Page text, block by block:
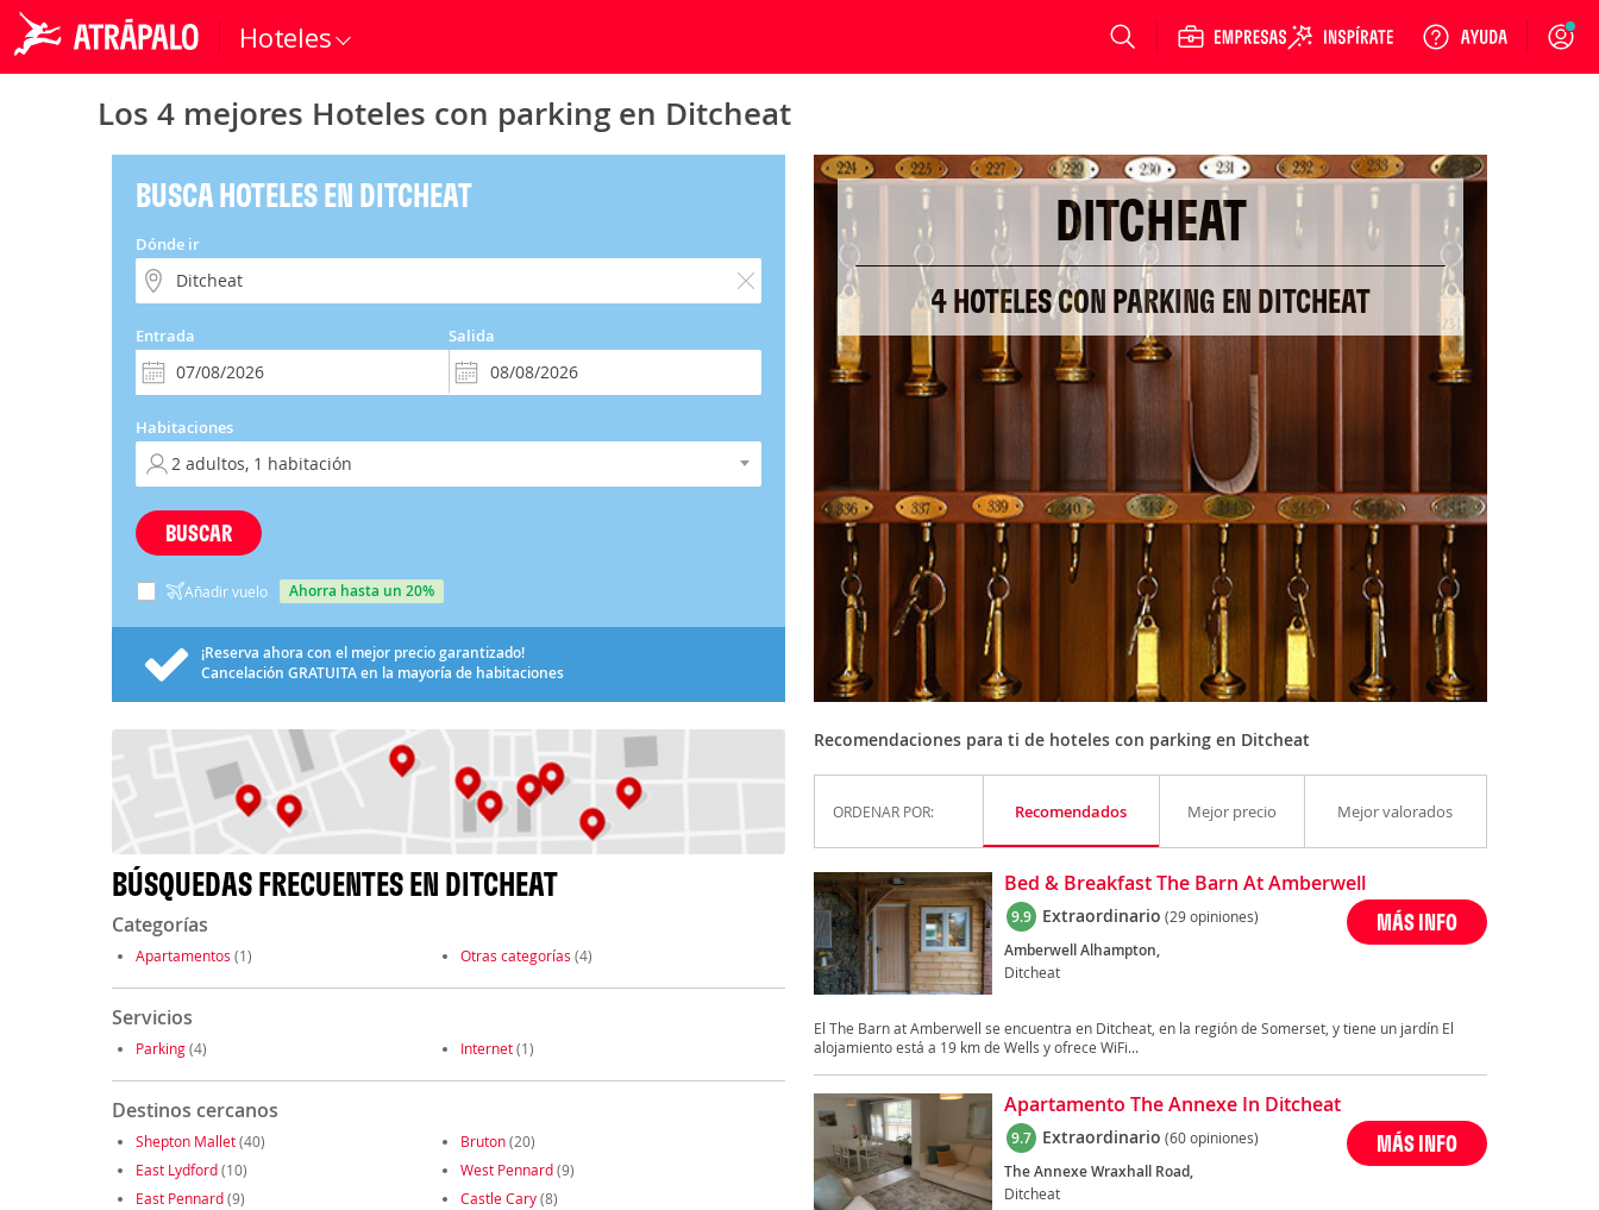
Hoteles Login
Los 4 mejores Hoteles con parking en Ditcheat
BUSCA HOTELES EN DITCHEAT
Dónde ir
Entrada Salida
Habitaciones
BUSCAR
Añadir vuelo ahorra hasta un 20%
¡Reserva ahora con el mejor precio garantizado!
Cancelación GRATUITAen la mayoría de habitaciones
BÚSQUEDAS FRECUENTES EN DITCHEAT
Categorías
Apartamentos (1) Otras categorías (4)
Servicios
Parking(4) Internet(1)
Destinos cercanos
Shepton Mallet(40) Bruton(20)
East Lydford(10) West Pennard(9)
East Pennard(9) Castle Cary(8)
DITCHEAT
4 HOTELES CON PARKING EN DITCHEAT
Recomendaciones para ti de hoteles con parking en Ditcheat
ORDENAR POR: Recomendados Mejor precio Mejor valorados
Bed & Breakfast The Barn At Amberwell
9.9 Extraordinario (29 opiniones)
Amberwell Alhampton,
Ditcheat
MÁS INFO
El The Barn at Amberwell se encuentra en Ditcheat, en la región de Somerset, y tiene un jardín El
alojamiento está a 19 km de Wells y ofrece WiFi...
Apartamento The Annexe In Ditcheat
9.7 Extraordinario (60 opiniones)
The Annexe Wraxhall Road,
Ditcheat
MÁS INFO